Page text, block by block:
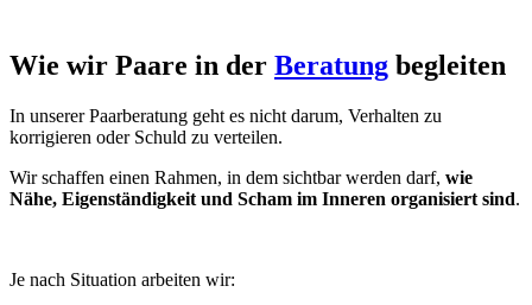
Wie wir Paare in der Beratung begleiten
In unserer Paarberatung geht es nicht darum, Verhalten zu
korrigieren oder Schuld zu verteilen.
Wir schaffen einen Rahmen, in dem sichtbar werden darf, wie
Nähe, Eigenständigkeit und Scham im Inneren organisiert sind.
Je nach Situation arbeiten wir: